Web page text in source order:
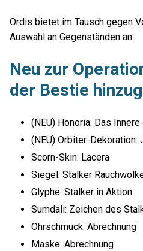
Ordis bietet im Tausch gegen
Auswahl an Gegenständen an:
Neu zur
der Bestie
(NEU) Honoria: Das
(NEU) Orbiter-
Scorn-Skin: Lacera
Siegel: Stalker
Glyphe: Stalker in Aktion
Sumdali: Zeichen des
Ohrschmuck: Abrechnung
Maske: Abrechnung